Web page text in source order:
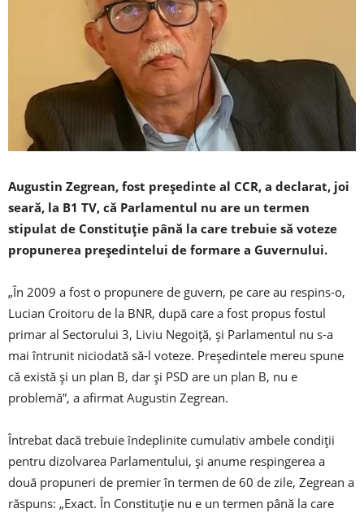
Augustin Zegrean, fost președinte al CCR, a declarat, joi
seară, la B1 TV, că Parlamentul nu are un termen
stipulat de Constituție până la care trebuie să voteze
propunerea președintelui de formare a Guvernului.
„În 2009 a fost o propunere de guvern, pe care au respins-o,
Lucian Croitoru de la BNR, după care a fost propus fostul
primar al Sectorului 3, Liviu Negoiță, și Parlamentul nu s-a
mai întrunit niciodată să-l voteze. Președintele mereu spune
că există și un plan B, dar și PSD are un plan B, nu e
problemă”, a afirmat Augustin Zegrean.
Întrebat dacă trebuie îndeplinite cumulativ ambele condiții
pentru dizolvarea Parlamentului, și anume respingerea a
două propuneri de premier în termen de 60 de zile, Zegrean a
răspuns: „Exact. În Constituție nu e un termen până la care